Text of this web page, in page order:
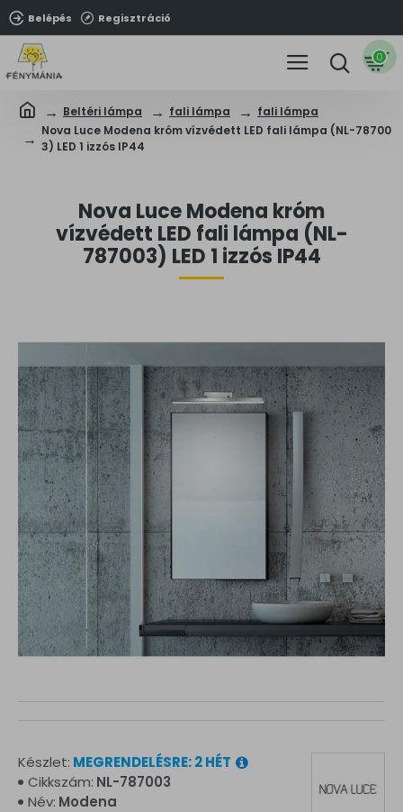
Belépés Regisztráció
0
Beltéri lámpa fali lámpa
fali lámpa
Nova Luce Modena króm vízvédett LED fali lámpa (NL-78700
3) LED 1 izzós IP44
Nova Luce Modena króm
vízvédett LED fali lámpa (NL-
787003) LED 1 izzós IP44
Készlet: MEGRENDELÉSRE: 2 HÉT
Cikkszám: NL-787003
Név: Modena